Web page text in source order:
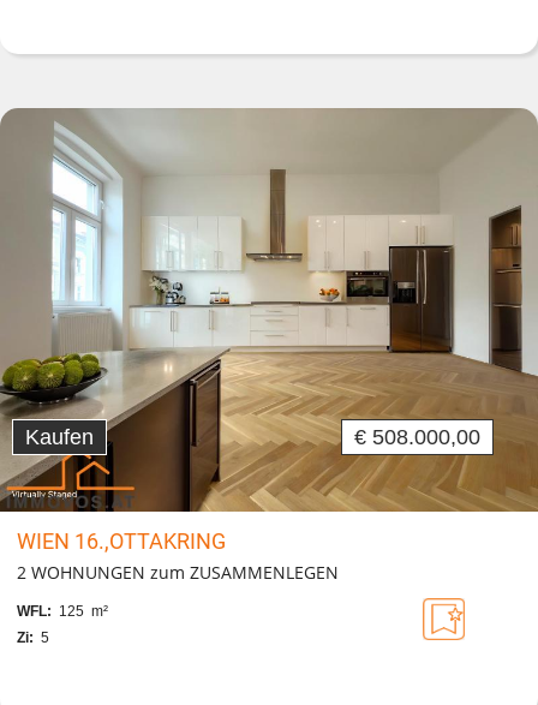
Kaufen € 508.000,00
WIEN 16.,OTTAKRING
2 WOHNUNGEN zum ZUSAMMENLEGEN
WFL: 125 m²
Zi: 5